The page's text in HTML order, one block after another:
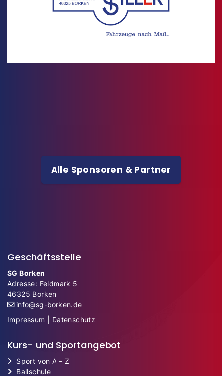
Alle Sponsoren & Partner
Geschäftsstelle
SG Borken
Adresse: Feldmark 5
46325 Borken
info@sg-borken.de
Impressum
Datenschutz
Kurs- und Sportangebot
Sport von A – Z
Ballschule